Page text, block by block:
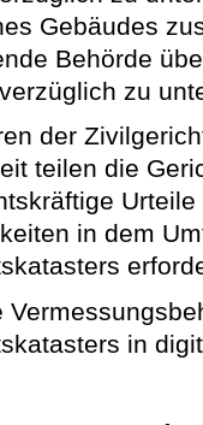
Gebäudes
Behörde
zu
der
teilen die
in dem
in